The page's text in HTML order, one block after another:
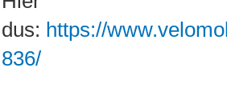
dus: https://
836/